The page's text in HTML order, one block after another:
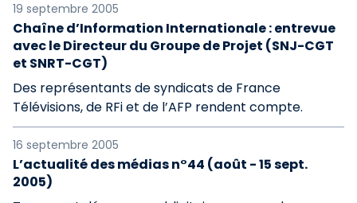
19 septembre 2005
Chaîne d’Information Internationale : entrevue
avec le Directeur du Groupe de Projet (SNJ-CGT
et SNRT-CGT)
Des représentants de syndicats de France
Télévisions, de RFi et de l’AFP rendent compte.
16 septembre 2005
L’actualité des médias n°44 (août - 15 sept.
2005)